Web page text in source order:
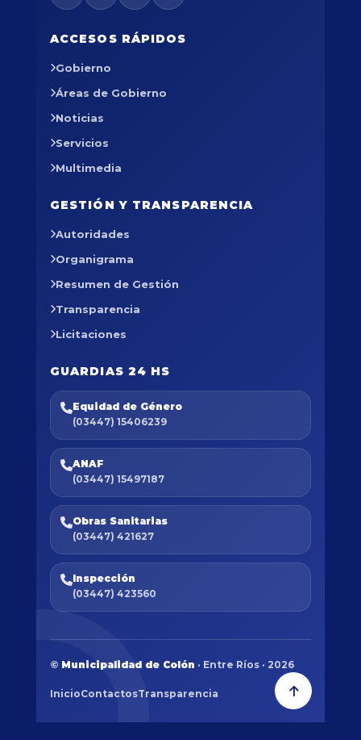
ACCESOS RÁPIDOS
Gobierno
Áreas de Gobierno
Noticias
Servicios
Multimedia
GESTIÓN Y TRANSPARENCIA
Autoridades
Organigrama
Resumen de Gestión
Transparencia
Licitaciones
GUARDIAS 24 HS
Equidad de Género
(03447) 15406239
ANAF
(03447) 15497187
Obras Sanitarias
(03447) 421627
Inspección
(03447) 423560
© Municipalidad de Colón · Entre Ríos · 2026
InicioContactosTransparencia